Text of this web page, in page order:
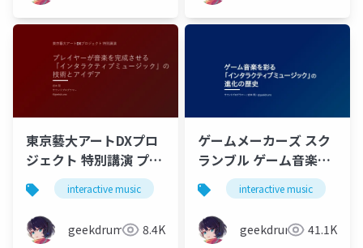
東京藝大アートDXプロ
ジェクト 特別講演 プレ
イヤーが音楽を完成さ
せる「インタラクティ
ブミュージック」の技
術とアイデア
interactive music game music
geekdrums 8.4K
ゲームメーカーズ スク
ランブル ゲーム音楽を
彩る「インタラクティ
ブミュージック」の進
化の歴史
interactive music
geekdrums 41.1K